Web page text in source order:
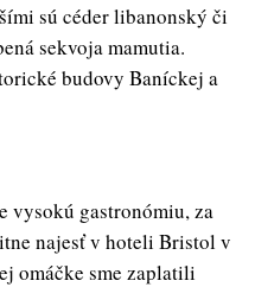
sú céder libanonský či
sekvoja mamutia.
budovy Baníckej a
vysokú gastronómiu, za
najesť v hoteli Bristol v
omáčke sme zaplatili